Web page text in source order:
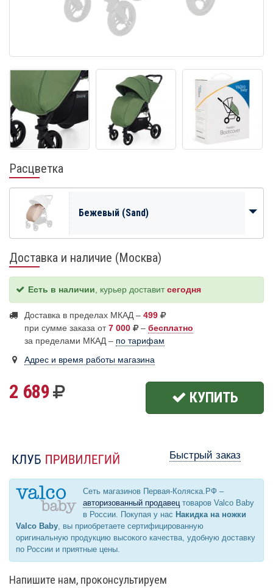
Расцветка
Бежевый (Sand)
Доставка и наличие (Москва)
Есть в наличии , курьер доставитсегодня
Доставка в пределах МКАД – 499
при сумме заказа от7 000 – бесплатно
за пределами МКАД – по тарифам
Адрес и время работы магазина
2 689 КУПИТЬ
Быстрый заказ
Сеть магазинов Первая-Коляска.РФ –
авторизованный продавецтоваров Valco Baby
в России. Покупая у нас Накидка на ножки
Valco Baby, вы приобретаете сертифицированную
оригинальную продукцию высокого качества, удобную доставку
по России и приятные цены.
Напишите нам, проконсультируем